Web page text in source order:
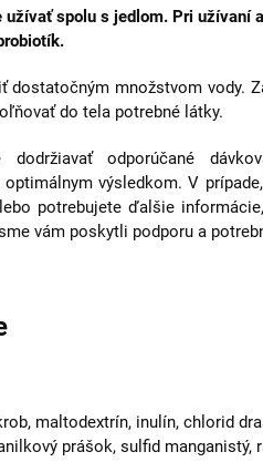
užívať spolu s jedlom. Pri
dostatočným množstvom vody.
do tela potrebné látky.
dodržiavať odporúčané
optimálnym výsledkom. V
potrebujete ďalšie
vám poskytli podporu a
maltodextrín, inulín, chlorid
prášok, sulfid manganistý,